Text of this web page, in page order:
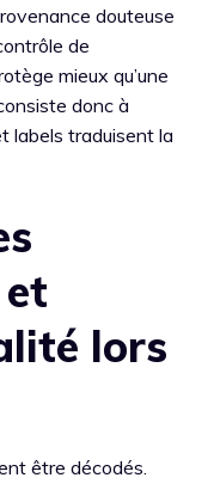
douteuse
de
mieux qu’une
donc à
labels traduisent la
lors
être décodés.